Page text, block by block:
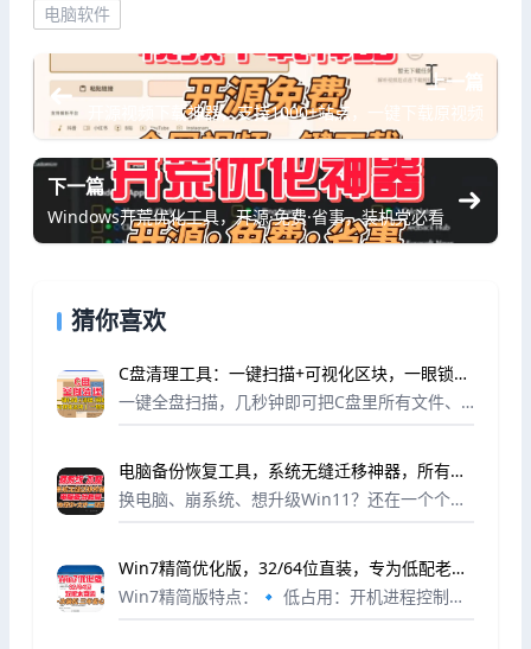
电脑软件
上一篇
开源视频下载神器，支持1000+站点，一键下载原视频
下一篇
Windows开荒优化工具，开源·免费·省事，装机党必看
猜你喜欢
C盘清理工具：一键扫描+可视化区块，一眼锁定
“空间刺客”
一键全盘扫描，几秒钟即可把C盘里所有文件、
大，占用的空间越多。哪款游戏偷偷缓存了几十
GB？哪个...
电脑备份恢复工具，系统无缝迁移神器，所有程
序+文件一键回来
换电脑、崩系统、想升级Win11？还在一个个装
代码库、环境变量、常用程序✅ 还原：新系统
一...
Win7精简优化版，32/64位直装，专为低配老电
脑打造
Win7精简版特点：🔹 低占用：开机进程控制在